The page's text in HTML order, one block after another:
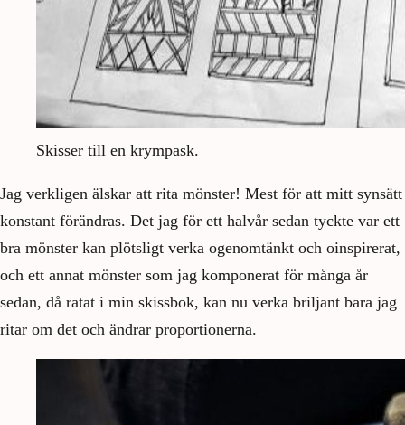
Skisser till en krympask.
Jag verkligen älskar att rita mönster! Mest för att mitt synsätt
konstant förändras. Det jag för ett halvår sedan tyckte var ett
bra mönster kan plötsligt verka ogenomtänkt och oinspirerat,
och ett annat mönster som jag komponerat för många år
sedan, då ratat i min skissbok, kan nu verka briljant bara jag
ritar om det och ändrar proportionerna.